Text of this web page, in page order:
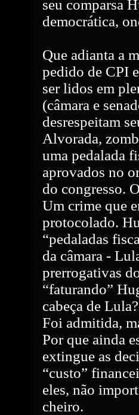
seu comparsa
democrática,
Que adianta a
pedido de CPI
ser lidos em
(câmara e
desrespeitam
Alvorada,
uma pedalada
aprovados no
do congresso.
Um crime que
protocolado.
“pedaladas
da câmara -
prerrogativas
“faturando”
cabeça de
Foi admitida,
Por que ainda
extingue as
“custo”
eles, não
cheiro.